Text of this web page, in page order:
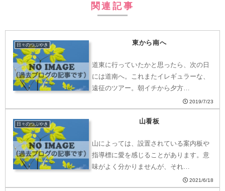
関連記事
日々のつぶやき 東から南へ
道東に行っていたかと思ったら、次の日
には道南へ。これまたイレギュラーな、
遠征のツアー。朝イチから夕方…
2019/7/23
日々のつぶやき 山看板
山によっては、設置されている案内板や
指導標に愛を感じることがあります。意
味がよく分かりませんが、それ…
2021/6/18